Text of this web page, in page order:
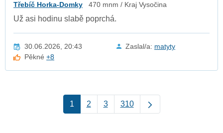
Třebíč Horka-Domky 470 mnm / Kraj Vysočina
Už asi hodinu slabě poprchá.
30.06.2026, 20:43 Zaslal/a: matyty
Pěkné+8
1 2 3 310